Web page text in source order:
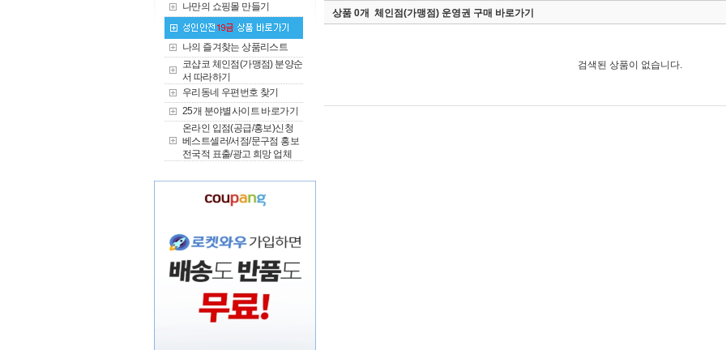
나만의 쇼핑몰 만들기
나의 즐겨찾는 상품리스트
코샵코 체인점(가맹점) 분양순
서 따라하기
우리동네 우편번호 찾기
25개 분야별사이트 바로가기
온라인 입점(공급/홍보)신청
베스트셀러/서점/문구점 홍보
전국적 표출/광고 희망 업체
상품 0개 체인점(가맹점) 운영권 구매 바로가기
검색된 상품이 없습니다.